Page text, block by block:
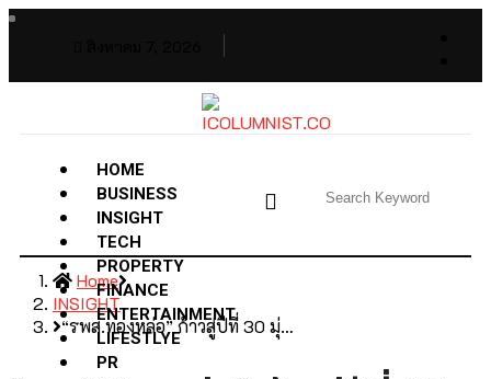
HOME
BUSINESS
INSIGHT
TECH
PROPERTY
FINANCE
ENTERTAINMENT
LIFESTLYE
PR
Home
INSIGHT
“รพส.ทองหล่อ” ก้าวสู่ปีที่ 30 มุ่…